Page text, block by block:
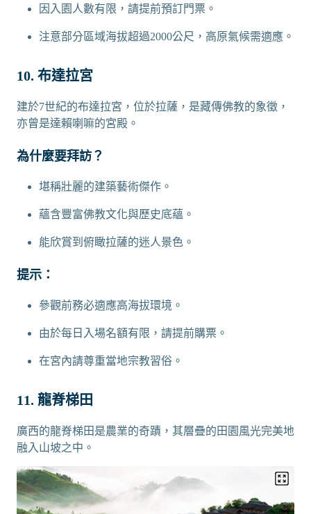
因入園人數有限，請提前預訂門票。
注意部分區域海拔超過2000公尺，高原氣候需適應。
10. 布達拉宮
建於7世紀的布達拉宮，位於拉薩，是藏傳佛教的象徵，
亦曾是達賴喇嘛的宮殿。
為什麼要拜訪？
堪稱壯麗的建築藝術傑作。
蘊含豐富佛教文化與歷史底蘊。
能欣賞到俯瞰拉薩的迷人景色。
提示：
參觀前務必適應高海拔環境。
由於每日入場名額有限，請提前購票。
在宮內請尊重當地宗教習俗。
11. 龍脊梯田
廣西的龍脊梯田是農業的奇蹟，其層疊的田園風光完美地
融入山坡之中。